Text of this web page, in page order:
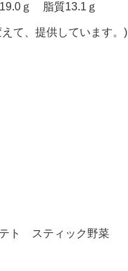
ｇ 脂質13.1ｇ
て、提供しています。)
ト スティック野菜